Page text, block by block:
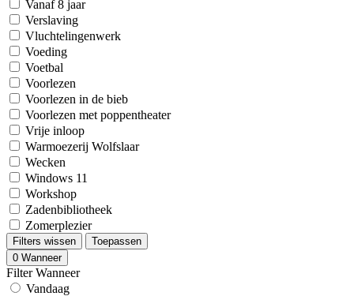
Vanaf 8 jaar
Verslaving
Vluchtelingenwerk
Voeding
Voetbal
Voorlezen
Voorlezen in de bieb
Voorlezen met poppentheater
Vrije inloop
Warmoezerij Wolfslaar
Wecken
Windows 11
Workshop
Zadenbibliotheek
Zomerplezier
Filters wissen
Toepassen
0 Wanneer
Filter Wanneer
Vandaag